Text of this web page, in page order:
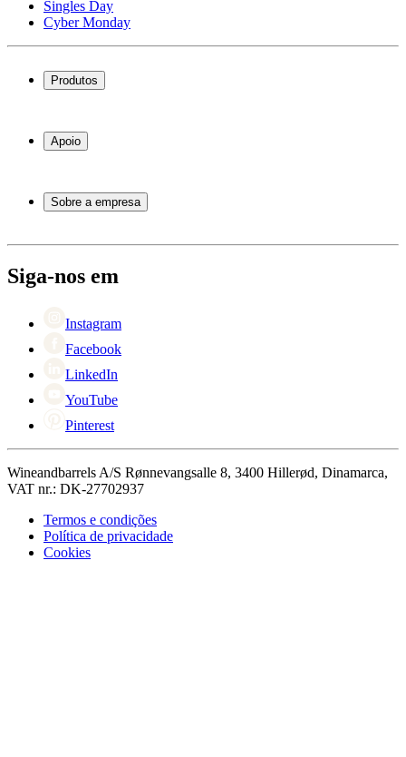
Singles Day
Cyber Monday
Produtos
Garrafeiras
Móveis para vinho
Apoio
Atendimento
Pagamento
Retorno
Sobre a empresa
Black Friday
Singles Day
Siga-nos em
Instagram
Facebook
LinkedIn
YouTube
Pinterest
Wineandbarrels A/S Rønnevangsalle 8, 3400 Hillerød, Dinamarca,
VAT nr.: DK-27702937
Termos e condições
Política de privacidade
Cookies